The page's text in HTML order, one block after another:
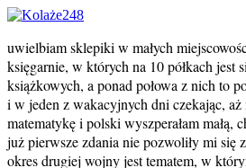
uwielbiam sklepiki w małych
księgarnie, w których na 10 półkach jest
książkowych, a ponad połowa z nich to
i w jeden z wakacyjnych dni czekając, aż
matematykę i polski wyszperałam małą,
już pierwsze zdania nie pozwoliły mi się
okres drugiej wojny jest tematem, w